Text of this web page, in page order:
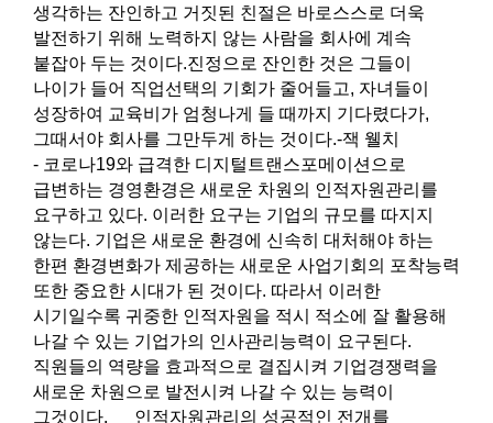
생각하는 잔인하고 거짓된 친절은 바로스스로 더욱
발전하기 위해 노력하지 않는 사람을 회사에 계속
붙잡아 두는 것이다.진정으로 잔인한 것은 그들이
나이가 들어 직업선택의 기회가 줄어들고, 자녀들이
성장하여 교육비가 엄청나게 들 때까지 기다렸다가,
그때서야 회사를 그만두게 하는 것이다.-잭 웰치
- 코로나19와 급격한 디지털트랜스포메이션으로
급변하는 경영환경은 새로운 차원의 인적자원관리를
요구하고 있다. 이러한 요구는 기업의 규모를 따지지
않는다. 기업은 새로운 환경에 신속히 대처해야 하는
한편 환경변화가 제공하는 새로운 사업기회의 포착능력
또한 중요한 시대가 된 것이다. 따라서 이러한
시기일수록 귀중한 인적자원을 적시 적소에 잘 활용해
나갈 수 있는 기업가의 인사관리능력이 요구된다.
직원들의 역량을 효과적으로 결집시켜 기업경쟁력을
새로운 차원으로 발전시켜 나갈 수 있는 능력이
그것이다. 인적자원관리의 성공적인 전개를